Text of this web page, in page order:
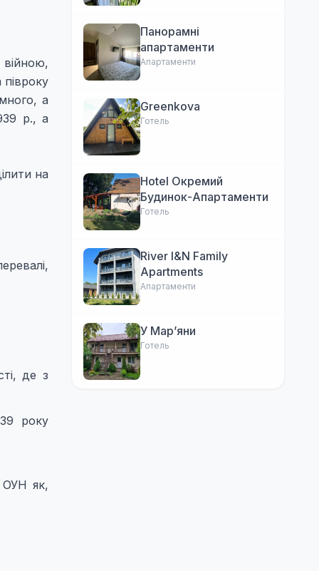
війною,
а
р., а
на
де з
року
ОУН як,
Панорамні
апартаменти
Апартаменти
Greenkova
Готель
Hotel Окремий
Будинок-Апартаменти
Готель
River I&N Family
Apartments
Апартаменти
У Марʼяни
Готель